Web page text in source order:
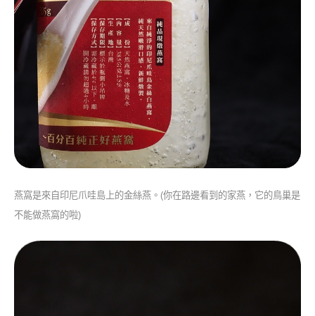
燕窩是來自印尼爪哇島上的金絲燕。(你在路邊看到的家燕，它的鳥巢是
不能做燕窩的啦)